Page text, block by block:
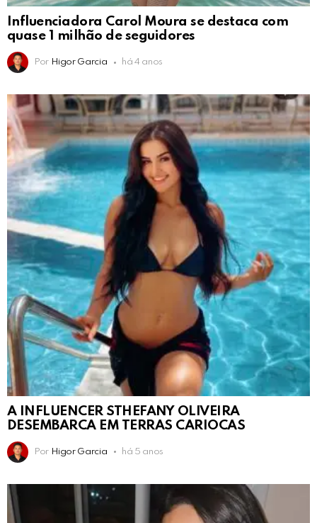
Influenciadora Carol Moura se destaca com
quase 1 milhão de seguidores
Por Higor Garcia há 4 anos
A INFLUENCER STHEFANY OLIVEIRA
DESEMBARCA EM TERRAS CARIOCAS
Por Higor Garcia há 5 anos